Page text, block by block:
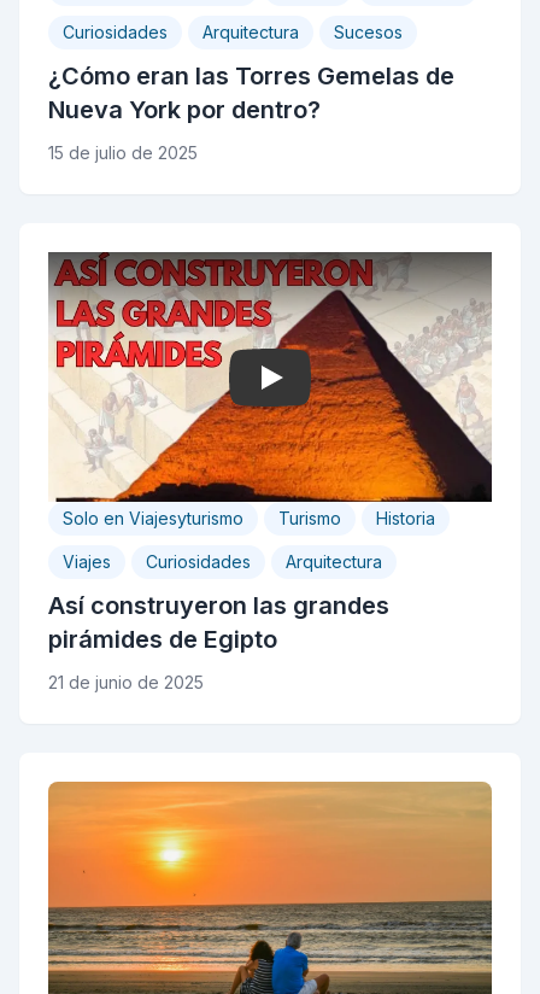
Curiosidades Arquitectura Sucesos
¿Cómo eran las Torres Gemelas de
Nueva York por dentro?
15 de julio de 2025
Play
Solo en Viajesyturismo Turismo Historia
Viajes Curiosidades Arquitectura
Así construyeron las grandes
pirámides de Egipto
21 de junio de 2025